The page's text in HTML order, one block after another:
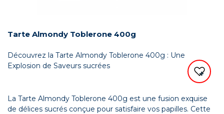
Tarte Almondy Toblerone 400g
Découvrez la Tarte Almondy Toblerone 400g : Une
Explosion de Saveurs sucrées
La Tarte Almondy Toblerone 400g est une fusion exquise
de délices sucrés conçue pour satisfaire vos papilles. Cette